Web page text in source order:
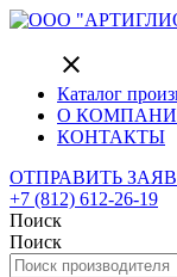
close
Каталог
О
КОНТАКТЫ
ОТПРАВИТЬ
+7 (812) 612-26-19
Поиск
Поиск